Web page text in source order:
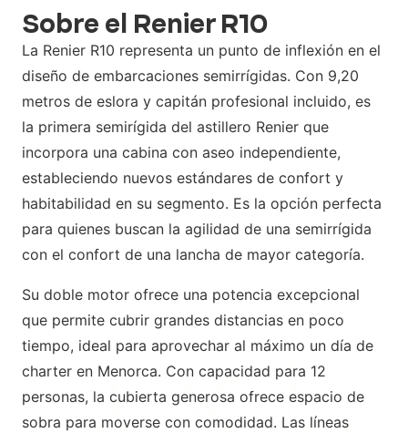
Sobre el Renier R10
La Renier R10 representa un punto de inflexión en el
diseño de embarcaciones semirrígidas. Con 9,20
metros de eslora y capitán profesional incluido, es
la primera semirígida del astillero Renier que
incorpora una cabina con aseo independiente,
estableciendo nuevos estándares de confort y
habitabilidad en su segmento. Es la opción perfecta
para quienes buscan la agilidad de una semirrígida
con el confort de una lancha de mayor categoría.
Su doble motor ofrece una potencia excepcional
que permite cubrir grandes distancias en poco
tiempo, ideal para aprovechar al máximo un día de
charter en Menorca. Con capacidad para 12
personas, la cubierta generosa ofrece espacio de
sobra para moverse con comodidad. Las líneas